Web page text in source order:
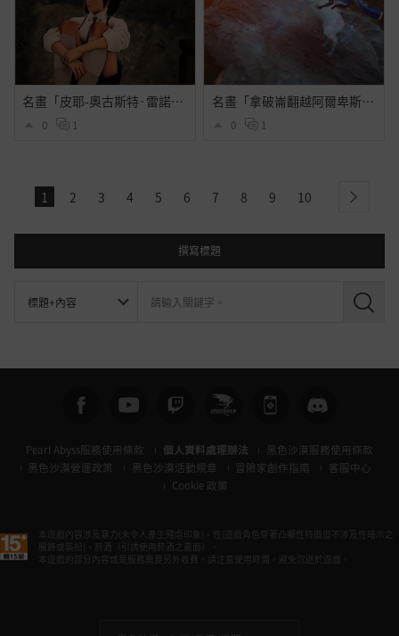
名畫「皮耶-奧古斯特·雷諾瓦肖像」
0 1
名畫「拿破崙翻越阿爾卑斯山」
0 1
1 2 3 4 5 6 7 8 9 10 next
撰寫標題
搜
Pearl Abyss服務使用條款 個人資料處理辦法
黑色沙漠服務使用條款
黑色沙漠營運政策
黑色沙漠活動規章 冒險家創作指南
客服中心
Cookie 政策
本遊戲內容涉及暴力(未令人產生殘虐印象)、性(遊戲角色穿著凸顯性特徵但不涉及性暗示之
服飾或裝扮)、菸酒（引誘使用菸酒之畫面）。
本遊戲的部分內容或是服務需要另外收費。請注意使用時間，避免沉迷於遊戲。